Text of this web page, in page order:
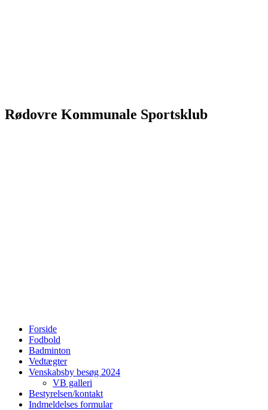
Rødovre Kommunale Sportsklub
Forside
Fodbold
Badminton
Vedtægter
Venskabsby besøg 2024
VB galleri
Bestyrelsen/kontakt
Indmeldelses formular